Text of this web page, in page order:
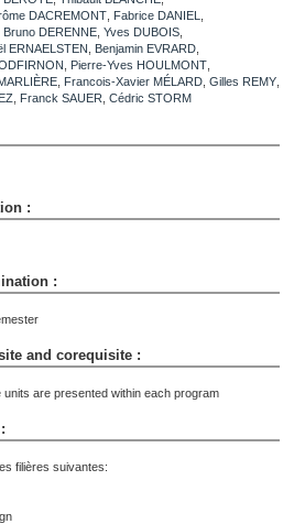
DACREMONT Fabrice DANIEL
Bruno DERENNE Yves DUBOIS
ERNAELSTEN Benjamin EVRARD
Pierre-Yves HOULMONT
Francois-Xavier MÉLARD Gilles REMY
Franck SAUER Cédric STORM
:
:
and corequisite :
are presented within each program
filières suivantes: